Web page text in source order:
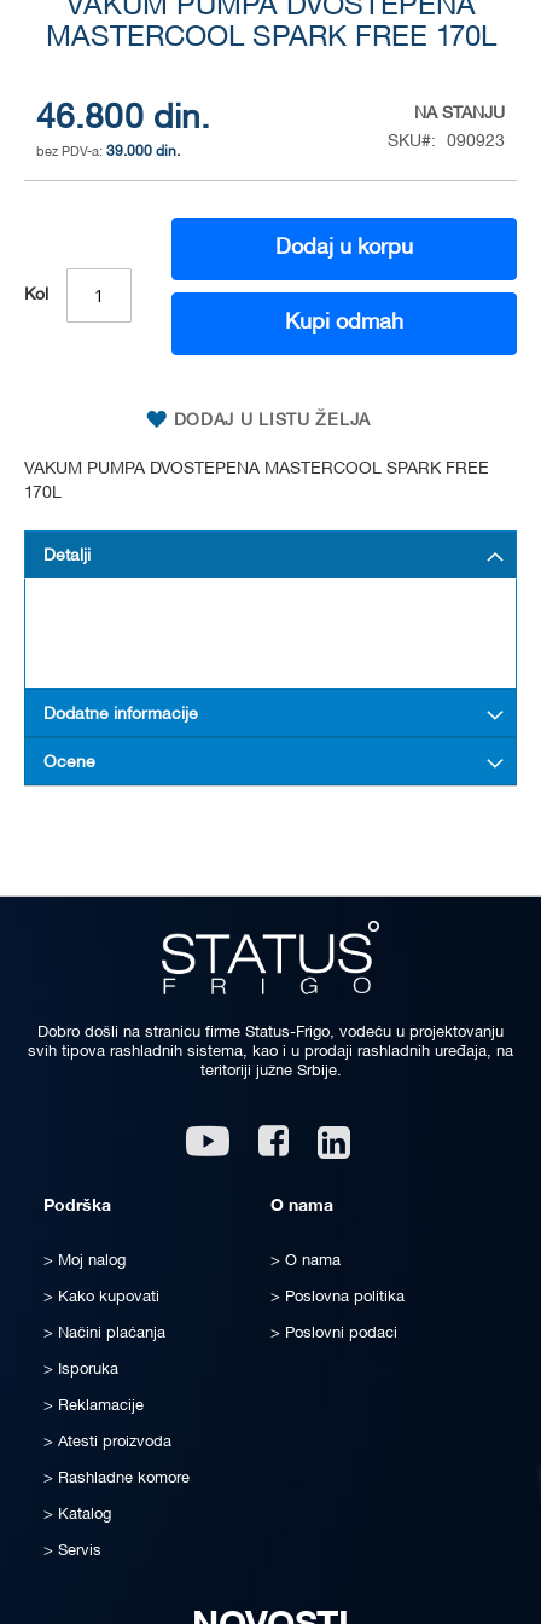
VAKUM PUMPA DVOSTEPENA
MASTERCOOL SPARK FREE 170L
46.800 din.
39.000 din.
NA STANJU
SKU
090923
Kol
Dodaj u korpu
Kupi odmah
DODAJ U LISTU ŽELJA
VAKUM PUMPA DVOSTEPENA MASTERCOOL SPARK FREE
170L
the
beginning
the
images
gallery
Detalji
Dodatne informacije
Ocene
Dobro došli na stranicu firme Status-Frigo, vodeću u projektovanju
svih tipova rashladnih sistema, kao i u prodaji rashladnih uređaja, na
teritoriji južne Srbije.
Youtube Facebook
Podrška
Moj nalog
Kako kupovati
Načini plaćanja
Isporuka
Reklamacije
Atesti proizvoda
Rashladne komore
Katalog
Servis
O nama
O nama
Poslovna politika
Poslovni podaci